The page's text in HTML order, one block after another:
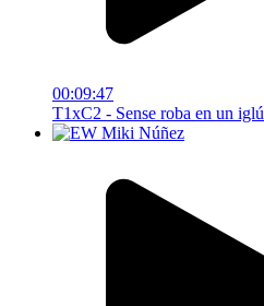
00:09:47
T1xC2 - Sense roba en un iglú